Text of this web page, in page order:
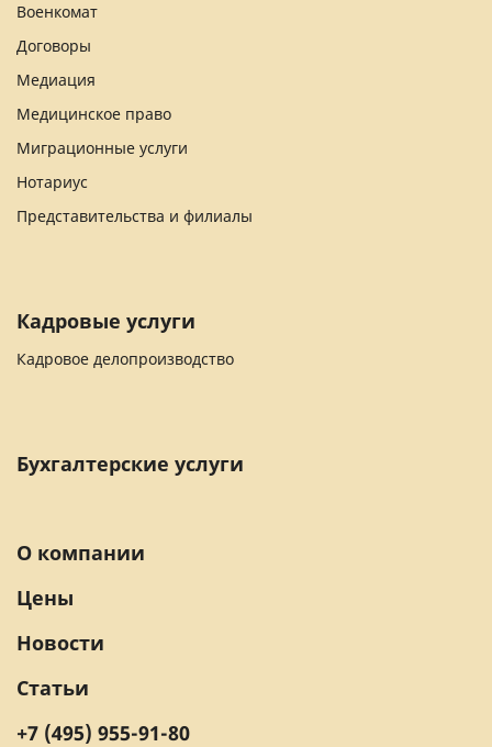
Военкомат
Договоры
Медиация
Медицинское право
Миграционные услуги
Нотариус
Представительства и филиалы
Кадровые услуги
Кадровое делопроизводство
Бухгалтерские услуги
+7 (495) 955-91-80
О компании
Цены
Новости
Статьи